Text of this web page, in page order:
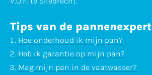
Tips van de pannenexpert
Hoe onderhoud ik mijn pan?
Heb ik garantie op mijn pan?
Mag mijn pan in de vaatwasser?